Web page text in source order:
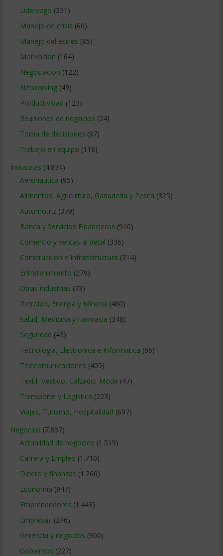
Liderazgo (331)
Manejo de crisis (60)
Manejo del estrés (85)
Motivacion (164)
Negociacion (122)
Networking(49)
Productividad (123)
Reuniones de negocios (24)
Toma de decisiones (87)
Trabajo en equipo (118)
Industrias (4.874)
Aeronautica (95)
Alimentos, Agricultura, Ganaderia y Pesca (325)
Automotriz(379)
Banca y Servicios Financieros (910)
Comercio y ventas al detal (336)
Construccion e Infraestructura (314)
Entretenimiento (279)
Otras industrias (73)
Petroleo, Energia y Mineria (480)
Salud, Medicina y Farmacia (348)
Seguridad (43)
Tecnologia, Electronica e Informatica (96)
Telecomunicaciones (405)
Textil, Vestido, Calzado, Moda (47)
Transporte y Logistica (223)
Viajes, Turismo, Hospitalidad (697)
Negocios (7.837)
Actualidad de negocios (1.519)
Carrera y Empleo (1.710)
Dinero y finanzas (1.260)
Economía (947)
Emprendedores (1.443)
Empresas (246)
Gerencia y negocios (900)
Gobiernos (227)